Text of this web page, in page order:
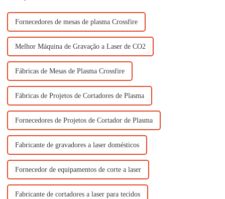
Fornecedores de mesas de plasma Crossfire
Melhor Máquina de Gravação a Laser de CO2
Fábricas de Mesas de Plasma Crossfire
Fábricas de Projetos de Cortadores de Plasma
Fornecedores de Projetos de Cortador de Plasma
Fabricante de gravadores a laser domésticos
Fornecedor de equipamentos de corte a laser
Fabricante de cortadores a laser para tecidos